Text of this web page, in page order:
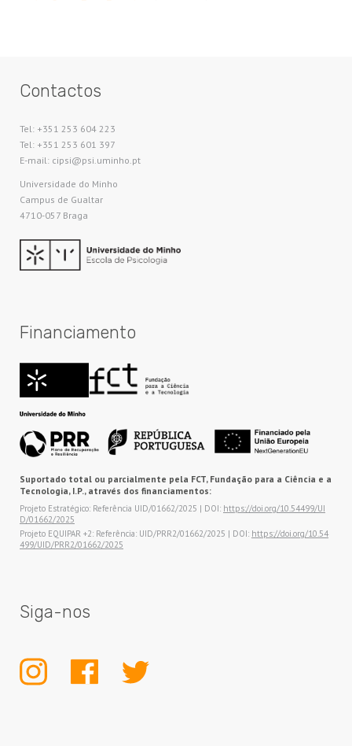
Contactos
Tel: +351 253 604 223
Tel: +351 253 601 397
E-mail: cipsi@psi.uminho.pt
Universidade do Minho​
Campus de Gualtar
4710-057 Braga
Financiamento
Suportado total ou parcialmente pela FCT, Fundação para a Ciência e a
Tecnologia, I.P., através dos financiamentos:
Projeto Estratégico: Referência UID/01662/2025 | DOI: https://doi.org/10.54499/UI
D/01662/2025
Projeto EQUIPAR +2: Referência: UID/PRR2/01662/2025 | DOI: https://doi.org/10.54
499/UID/PRR2/01662/2025
Siga-nos